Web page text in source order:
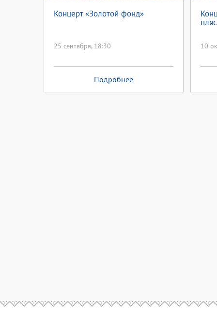
Концерт «Золотой фонд»
25 сентября, 18:30
Подробнее
10